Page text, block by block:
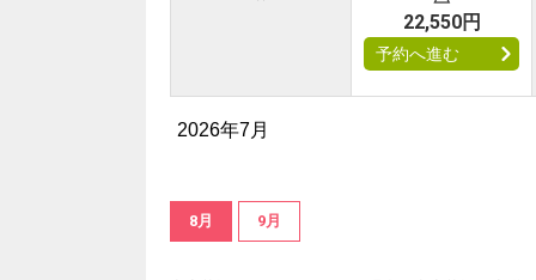
22,550円
予約へ進む
2026年7月
8月 9月